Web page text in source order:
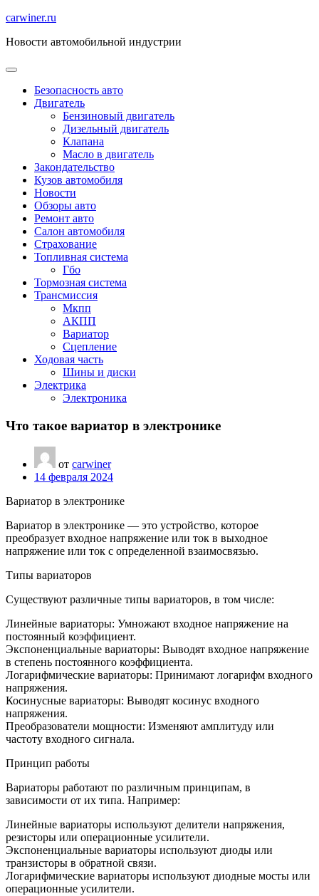
Перейти
содержимому
carwiner.ru
Новости автомобильной индустрии
Безопасность авто
Двигатель
Бензиновый двигатель
Дизельный двигатель
Клапана
Масло в двигатель
Закондательство
Кузов автомобиля
Новости
Обзоры авто
Ремонт авто
Салон автомобиля
Страхование
Топливная система
Гбо
Тормозная система
Трансмиссия
Мкпп
АКПП
Вариатор
Сцепление
Ходовая часть
Шины и диски
Электрика
Электроника
Что такое вариатор в электронике
от carwiner
14 февраля 2024
Вариатор в электронике
Вариатор в электронике — это устройство, которое
преобразует входное напряжение или ток в выходное
напряжение или ток с определенной взаимосвязью.
Типы вариаторов
Существуют различные типы вариаторов, в том числе:
Линейные вариаторы: Умножают входное напряжение на
постоянный коэффициент.
Экспоненциальные вариаторы: Выводят входное напряжение
в степень постоянного коэффициента.
Логарифмические вариаторы: Принимают логарифм входного
напряжения.
Косинусные вариаторы: Выводят косинус входного
напряжения.
Преобразователи мощности: Изменяют амплитуду или
частоту входного сигнала.
Принцип работы
Вариаторы работают по различным принципам, в
зависимости от их типа. Например:
Линейные вариаторы используют делители напряжения,
резисторы или операционные усилители.
Экспоненциальные вариаторы используют диоды или
транзисторы в обратной связи.
Логарифмические вариаторы используют диодные мосты или
операционные усилители.